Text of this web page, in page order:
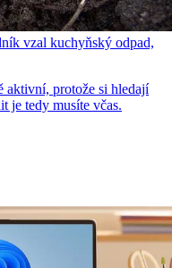
vzal kuchyňský odpad,
aktivní, protože si hledají
je tedy musíte včas.